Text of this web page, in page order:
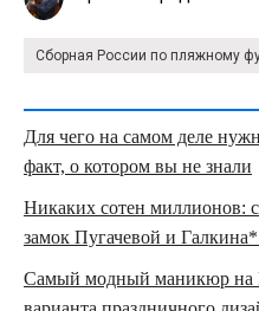
Сборная России по пляжному
Для чего на самом деле
факт, о котором вы не знали
Никаких сотен миллионов:
замок Пугачевой и
Самый модный маникюр на